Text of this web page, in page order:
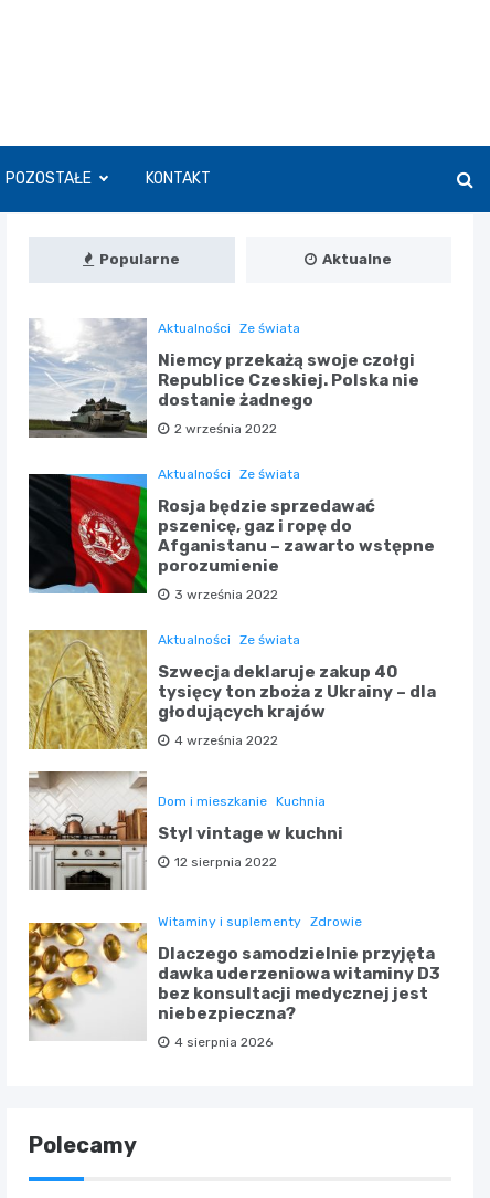
POZOSTAŁE KONTAKT
Popularne Aktualne
Aktualności Ze świata
Niemcy przekażą swoje czołgi
Republice Czeskiej. Polska nie
dostanie żadnego
2 września 2022
Aktualności Ze świata
Rosja będzie sprzedawać
pszenicę, gaz i ropę do
Afganistanu – zawarto wstępne
porozumienie
3 września 2022
Aktualności Ze świata
Szwecja deklaruje zakup 40
tysięcy ton zboża z Ukrainy – dla
głodujących krajów
4 września 2022
Dom i mieszkanie Kuchnia
Styl vintage w kuchni
12 sierpnia 2022
Witaminy i suplementy Zdrowie
Dlaczego samodzielnie przyjęta
dawka uderzeniowa witaminy D3
bez konsultacji medycznej jest
niebezpieczna?
4 sierpnia 2026
Polecamy